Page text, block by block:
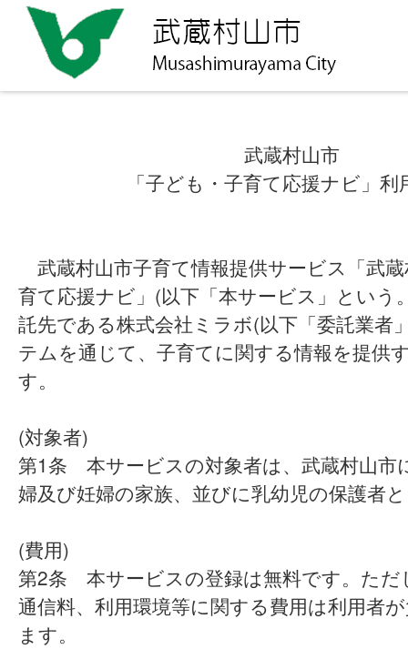
武蔵村山市
「子ども・子育て応援ナビ」利
武蔵村山市子育て情報提供サービス「武
育て応援ナビ」(以下「本サービス」という
託先である株式会社ミラボ(以下「委託業者
テムを通じて、子育てに関する情報を提供
す。
(対象者)
第1条 本サービスの対象者は、武蔵村山市
婦及び妊婦の家族、並びに乳幼児の保護者
(費用)
第2条 本サービスの登録は無料です。ただ
通信料、利用環境等に関する費用は利用者
ます。